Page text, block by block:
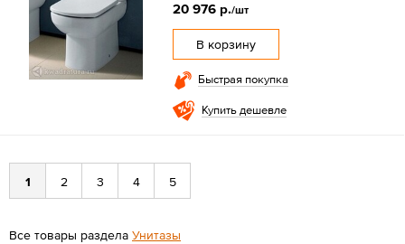
20 976 р./шт
В корзину
Быстрая покупка
Купить дешевле
1 2 3 4 5
Все товары раздела Унитазы